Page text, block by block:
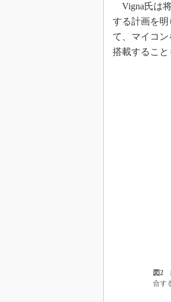
Vigna氏は
する計画を
て、マイコ
搭載すること
図2
合す